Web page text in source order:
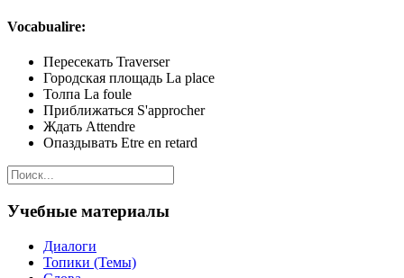
Vocabualire:
Пересекать Traverser
Городская площадь La place
Толпа La foule
Приближаться S'approcher
Ждать Attendre
Опаздывать Etre en retard
Учебные материалы
Диалоги
Топики (Темы)